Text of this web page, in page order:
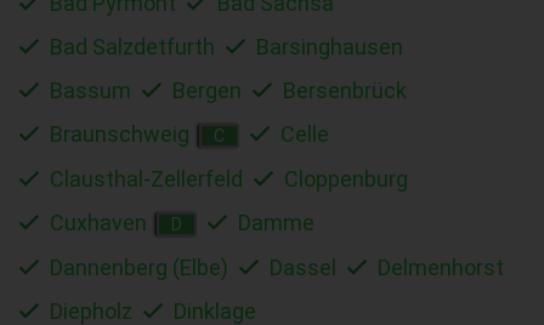
Bad Salzdetfurth
Barsinghausen
Bassum
Bergen
Bersenbrück
Braunschweig
C
Celle
Clausthal-Zellerfeld
Cloppenburg
Cuxhaven
D
Damme
Dannenberg (Elbe)
Dassel
Delmenhorst
Diepholz
Dinklage